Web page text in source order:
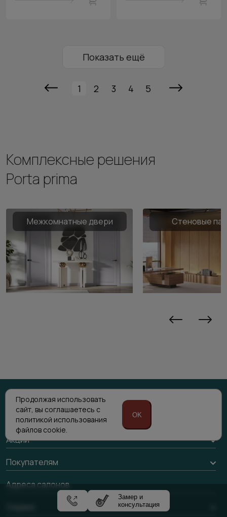
Показать ещё
1 2 3 4 5
Комплексные решения
Porta prima
Межкомнатные двери Стеновые
Каталог
Межкомнатные двери
Межкомнатные перегородки
Алюминиевые двери
Стеновые панели
Акции
Акции компании
Покупателям
Доставка
Адреса салонов
Замер и
консультация
Продолжая использовать
сайт, вы соглашаетесь с
политикой использования
файлов cookie.
OK